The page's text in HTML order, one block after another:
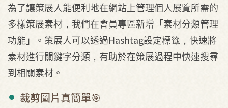
為了讓策展人能便利地在網站上管理個人展覽所需的
多樣策展素材，我們在會員專區新增「素材分類管理
功能」。策展人可以透過Hashtag設定標籤，快速將
素材進行關鍵字分類，有助於在策展過程中快速搜尋
到相關素材。
裁剪圖片真簡單🎯